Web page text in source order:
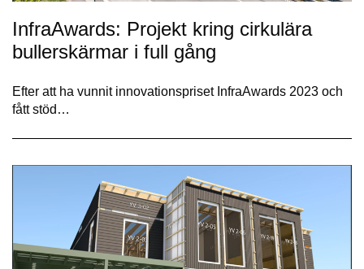
InfraAwards: Projekt kring cirkulära
bullerskärmar i full gång
Efter att ha vunnit innovationspriset InfraAwards 2023 och
fått stöd…